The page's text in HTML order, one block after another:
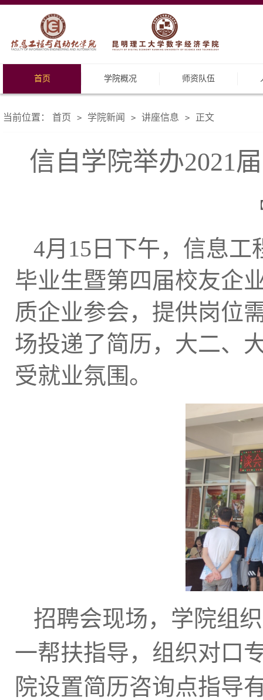
首页 学院概况 师资队伍
当前位置： 首页 > 学院新闻 > 讲座信息 > 正文
信自学院举办2021
4月 15 日下午，信息
毕业生暨第四届校友企
质企业参会，提供岗位
场投递了简历，大二、
受就业氛围。
招聘会现场，学院组
一帮扶指导，组织对口
院设置简历咨询点指导